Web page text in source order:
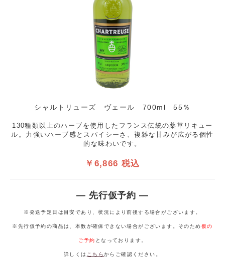
シャルトリューズ ヴェール 700ml 55％
130種類以上のハーブを使用したフランス伝統の薬草リキュー
ル。力強いハーブ感とスパイシーさ、複雑な甘みが広がる個性
的な味わいです。
￥6,866 税込
― 先行仮予約 ―
※発送予定日は目安であり、状況により前後する場合がございます。
※先行仮予約の商品は、本数が確保できない場合がございます。そのため仮の
ご予約 となっております。
詳しくは こちらからご確認ください。